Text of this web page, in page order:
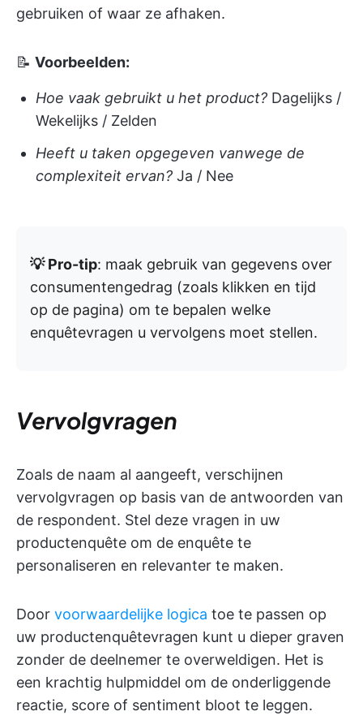
gebruiken of waar ze afhaken.
📝 Voorbeelden:
Hoe vaak gebruikt u het product? Dagelijks /
Wekelijks / Zelden
Heeft u taken opgegeven vanwege de
complexiteit ervan? Ja / Nee
💡 Pro-tip: maak gebruik van gegevens over
consumentengedrag (zoals klikken en tijd
op de pagina) om te bepalen welke
enquêtevragen u vervolgens moet stellen.
Vervolgvragen
Zoals de naam al aangeeft, verschijnen
vervolgvragen op basis van de antwoorden van
de respondent. Stel deze vragen in uw
productenquête om de enquête te
personaliseren en relevanter te maken.
Door voorwaardelijke logica toe te passen op
uw productenquêtevragen kunt u dieper graven
zonder de deelnemer te overweldigen. Het is
een krachtig hulpmiddel om de onderliggende
reactie, score of sentiment bloot te leggen.